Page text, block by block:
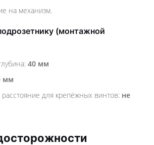
на механизм.
(монтажной
40 мм
мм
для крепёжных винтов: не